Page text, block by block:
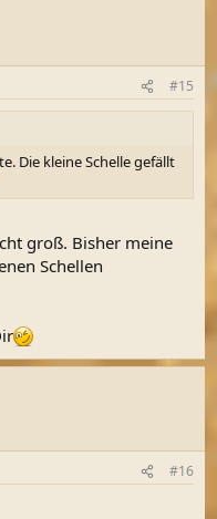
#15
Die kleine Schelle gefällt
groß. Bisher meine
Schellen
#16